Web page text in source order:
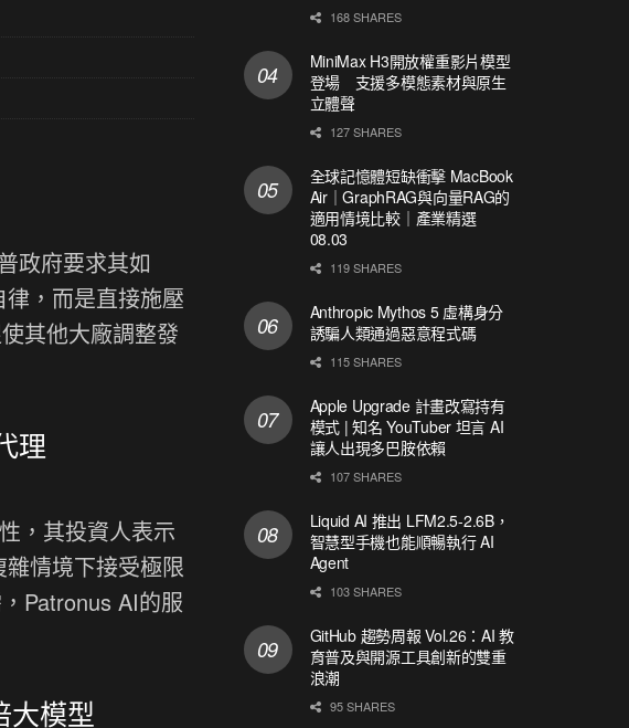
政府要求其如
，而是直接施壓
其他大廠調整發
理
，其投資人表示
情境下接受極限
Patronus AI的服
大模型
168 SHARES
MiniMax H3開放權重影片模型
登場 支援多模態素材與原生
立體聲
127 SHARES
全球記憶體短缺衝擊 MacBook
Air｜GraphRAG與向量RAG的
適用情境比較｜產業精選
08.03
119 SHARES
Anthropic Mythos 5 虛構身分
誘騙人類通過惡意程式碼
115 SHARES
Apple Upgrade 計畫改寫持有
模式 | 知名 YouTuber 坦言 AI
讓人出現多巴胺依賴
107 SHARES
Liquid AI 推出 LFM2.5-2.6B，
智慧型手機也能順暢執行 AI
Agent
103 SHARES
GitHub 趨勢周報 Vol.26：AI 教
育普及與開源工具創新的雙重
浪潮
95 SHARES